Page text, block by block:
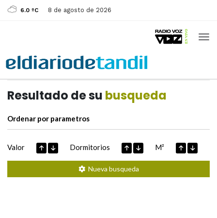
6.0 ºC 8 de agosto de 2026
Resultado de su busqueda
Ordenar por parametros
Valor Dormitorios M²
Nueva busqueda